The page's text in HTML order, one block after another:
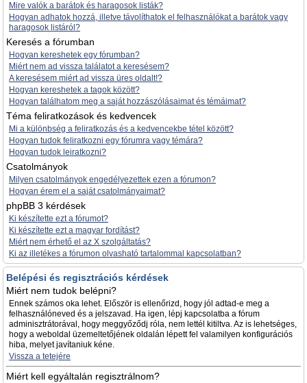
Mire valók a barátok és haragosok listák?
Hogyan adhatok hozzá, illetve távolíthatok el felhasználókat a barátok vagy
haragosok listáról?
Keresés a fórumban
Hogyan kereshetek egy fórumban?
Miért nem ad vissza találatot a keresésem?
A keresésem miért ad vissza üres oldalt!?
Hogyan kereshetek a tagok között?
Hogyan találhatom meg a saját hozzászólásaimat és témáimat?
Téma feliratkozások és kedvencek
Mi a különbség a feliratkozás és a kedvencekbe tétel között?
Hogyan tudok feliratkozni egy fórumra vagy témára?
Hogyan tudok leiratkozni?
Csatolmányok
Milyen csatolmányok engedélyezettek ezen a fórumon?
Hogyan érem el a saját csatolmányaimat?
phpBB 3 kérdések
Ki készítette ezt a fórumot?
Ki készítette ezt a magyar fordítást?
Miért nem érhető el az X szolgáltatás?
Ki az illetékes a fórumon olvasható tartalommal kapcsolatban?
Belépési és regisztrációs kérdések
Miért nem tudok belépni?
Ennek számos oka lehet. Először is ellenőrizd, hogy jól adtad-e meg a
felhasználóneved és a jelszavad. Ha igen, lépj kapcsolatba a fórum
adminisztrátorával, hogy meggyőződj róla, nem lettél kitiltva. Az is lehetséges,
hogy a weboldal üzemeltetőjének oldalán lépett fel valamilyen konfigurációs
hiba, melyet javítaniuk kéne.
Vissza a tetejére
Miért kell egyáltalán regisztrálnom?